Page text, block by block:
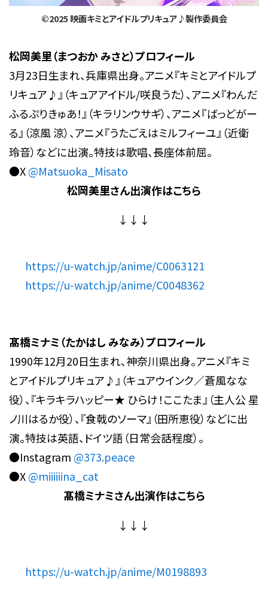
©2025 映画キミとアイドルプリキュア♪製作委員会
松岡美里（まつおか みさと）プロフィール
3月23日生まれ、兵庫県出身。アニメ『キミとアイドルプ
リキュア♪』（キュアアイドル/咲良うた）、アニメ『わんだ
ふるぷりきゅあ！』（キラリンウサギ）、アニメ『ばっどがー
る』（涼風 涼）、アニメ『うたごえはミルフィーユ』（近衛
玲音）などに出演。特技は歌唱、長座体前屈。
●X@Matsuoka_Misato
松岡美里さん出演作はこちら
↓↓↓
https://u-watch.jp/anime/C0063121
https://u-watch.jp/anime/C0048362
髙橋ミナミ（たかはし みなみ）プロフィール
1990年12月20日生まれ、神奈川県出身。アニメ『キミ
とアイドルプリキュア♪』（キュアウインク／蒼風なな
役）、『キラキラハッピー★ ひらけ！ここたま』（主人公 星
ノ川はるか役）、『食戟のソーマ』（田所恵役）などに出
演。特技は英語、ドイツ語（日常会話程度）。
●Instagram @373.peace
●X@miiiiiina_cat
髙橋ミナミさん出演作はこちら
↓↓↓
https://u-watch.jp/anime/M0198893